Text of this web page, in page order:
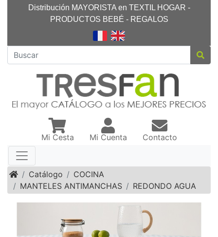
Distribución MAYORISTA en TEXTIL HOGAR -
PRODUCTOS BEBÉ - REGALOS
Mi Cesta Mi Cuenta Contacto
InicioCatálogo
COCINA
MANTELES ANTIMANCHAS
REDONDO AGUA